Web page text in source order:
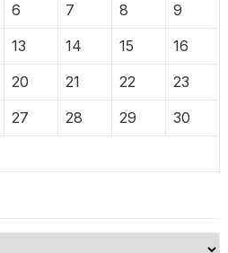
6 7 8
9
13 14 15
16
20 21 22
23
27 28 29
30